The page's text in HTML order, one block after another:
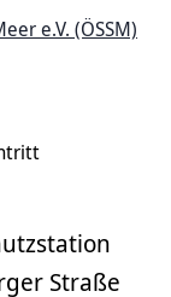
e.V. (ÖSSM)
Straße